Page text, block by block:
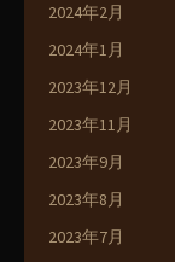
2024年2月
2024年1月
2023年12月
2023年11月
2023年9月
2023年8月
2023年7月